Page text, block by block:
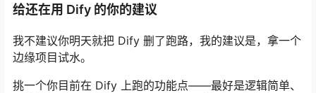
给还在用 Dify 的你的建议
我不建议你明天就把 Dify 删了跑路，我的建议是，拿一个
边缘项目试水。
挑一个你目前在 Dify 上跑的功能点——最好是逻辑简单、